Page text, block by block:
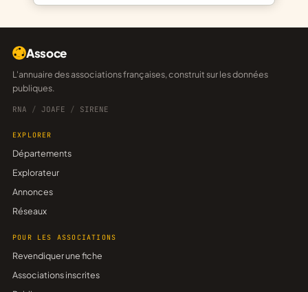
Assoce
L'annuaire des associations françaises, construit sur les données
publiques.
RNA / JOAFE / SIRENE
EXPLORER
Départements
Explorateur
Annonces
Réseaux
POUR LES ASSOCIATIONS
Revendiquer une fiche
Associations inscrites